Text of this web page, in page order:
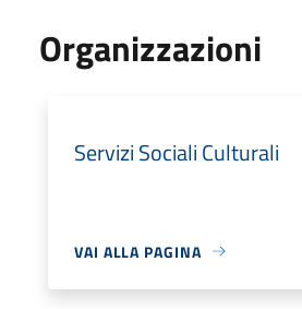
Organizzazioni
Servizi Sociali Culturali
VAI ALLA PAGINA